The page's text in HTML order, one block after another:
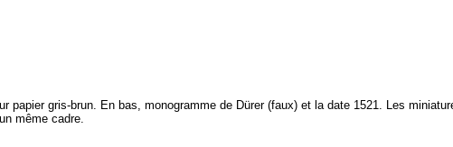
papier gris-brun. En bas, monogramme de Dürer (faux) et la date 1521. Les
même cadre.